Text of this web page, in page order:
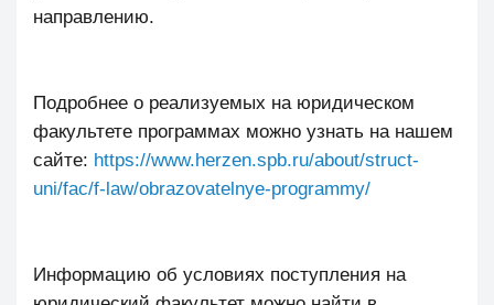
направлению.
Подробнее о реализуемых на юридическом
факультете программах можно узнать на нашем
сайте: https://www.herzen.spb.ru/about/struct-
uni/fac/f-law/obrazovatelnye-programmy/
Информацию об условиях поступления на